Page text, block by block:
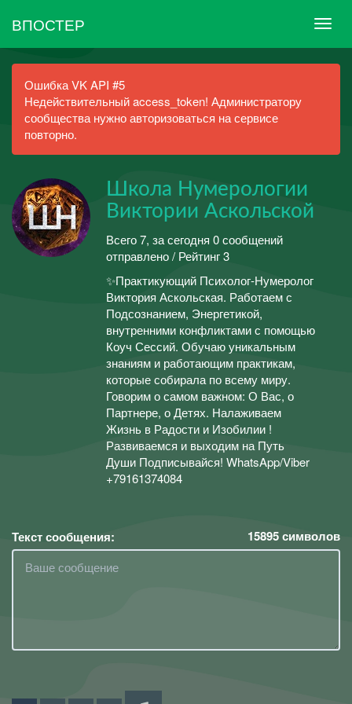
ВПОСТЕР
Ошибка VK API #5
Недействительный access_token! Администратору
сообщества нужно авторизоваться на сервисе
повторно.
Школа Нумерологии
Виктории Аскольской
Всего 7, за сегодня 0 сообщений
отправлено / Рейтинг 3
✨Практикующий Психолог-Нумеролог
Виктория Аскольская. Работаем с
Подсознанием, Энергетикой,
внутренними конфликтами с помощью
Коуч Сессий. Обучаю уникальным
знаниям и работающим практикам,
которые собирала по всему миру.
Говорим о самом важном: О Вас, о
Партнере, о Детях. Налаживаем
Жизнь в Радости и Изобилии !
Развиваемся и выходим на Путь
Души Подписывайся! WhatsApp/Viber
+79161374084
Текст сообщения: 15895символов